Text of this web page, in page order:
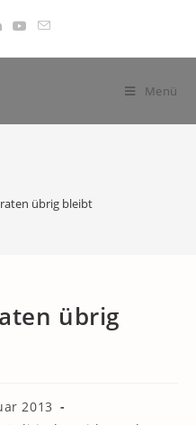
Menü
übrig bleibt
übrig
2013